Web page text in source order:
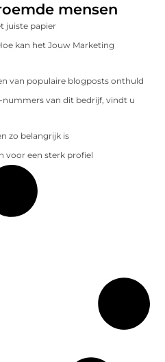
mensen
juiste papier
kan het Jouw Marketing
van populaire blogposts onthuld
van dit bedrijf, vindt u
zo belangrijk is
voor een sterk profiel